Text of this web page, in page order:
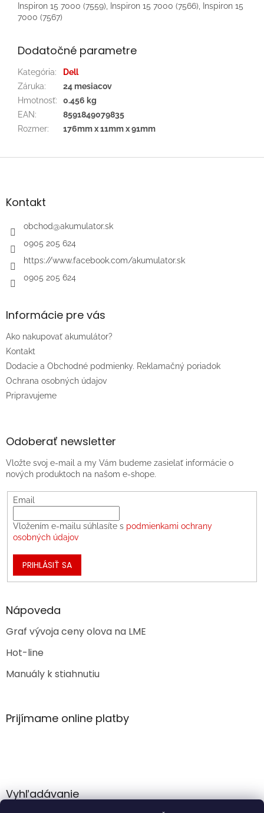
Inspiron 15 7000 (7559), Inspiron 15 7000 (7566), Inspiron 15
7000 (7567)
Dodatočné parametre
Kategória:
Dell
Záruka:
24 mesiacov
Hmotnosť:
0.456 kg
EAN:
8591849079835
Rozmer: 176mm x 11mm x 91mm
Z
äKontakt
obchod@akumulator.sk
0905 205 624
https://www.facebook.com/akumulator.sk
0905 205 624
Informácie pre vás
Ako nakupovať akumulátor?
Kontakt
Dodacie a Obchodné podmienky. Reklamačný poriadok
Ochrana osobných údajov
Pripravujeme
Odoberať newsletter
Vložte svoj e-mail a my Vám budeme zasielať informácie o
nových produktoch na našom e-shope.
Email
Vložením e-mailu súhlasíte s podmienkami ochrany
osobných údajov
PRIHLÁSIŤ SA
Nápoveda
Graf vývoja ceny olova na LME
Hot-line
Manuály k stiahnutiu
Prijímame online platby
Vyhľadávanie